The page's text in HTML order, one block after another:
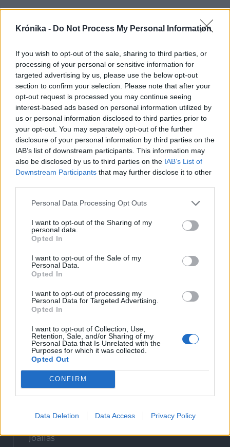
Krónika - Do Not Process My Personal Information
If you wish to opt-out of the sale, sharing to third parties, or
processing of your personal or sensitive information for
targeted advertising by us, please use the below opt-out
section to confirm your selection. Please note that after your
opt-out request is processed you may continue seeing
interest-based ads based on personal information utilized by
us or personal information disclosed to third parties prior to
your opt-out. You may separately opt-out of the further
disclosure of your personal information by third parties on the
IAB’s list of downstream participants. This information may
also be disclosed by us to third parties on the IAB’s List of
Downstream Participants that may further disclose it to other
Personal Data Processing Opt Outs
I want to opt-out of the Sharing of my
personal data.
Opted In
I want to opt-out of the Sale of my
Personal Data.
Opted In
I want to opt-out of processing my
Personal Data for Targeted Advertising.
Opted In
I want to opt-out of Collection, Use,
Retention, Sale, and/or Sharing of my
Personal Data that Is Unrelated with the
Purposes for which it was collected.
Opted Out
CONFIRM
Data Deletion Data Access Privacy Policy
Hasznos
Impresszum
Szerzői jogok
Adatvédelmi tájékoztató
Cookie-kezelési tájékoztató
Nyomtatott lapjaink archívuma
Médiaajánlat
Sütibeállítások
Médiatér
Székely Sport
Liget
Bihari Napló
Erdélyi Napló
Főtér
Jóállás